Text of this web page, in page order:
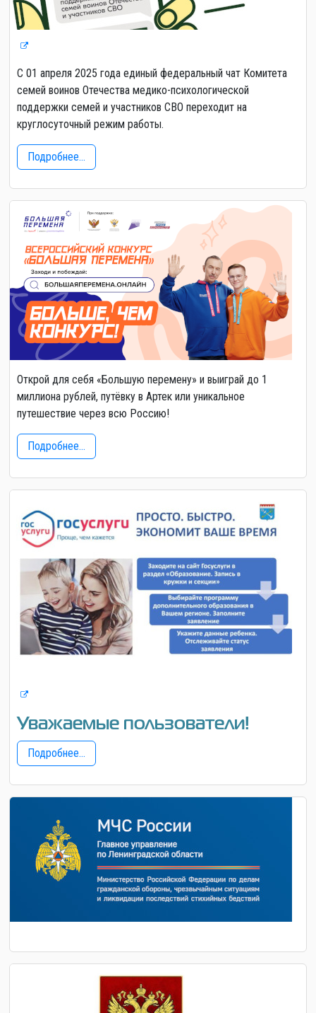
С 01 апреля 2025 года единый федеральный чат Комитета
семей воинов Отечества медико-психологической
поддержки семей и участников СВО переходит на
круглосуточный режим работы.
Подробнее...
Открой для себя «Большую перемену» и выиграй до 1
миллиона рублей, путёвку в Артек или уникальное
путешествие через всю Россию!
Подробнее...
Уважаемые пользователи!
Подробнее...